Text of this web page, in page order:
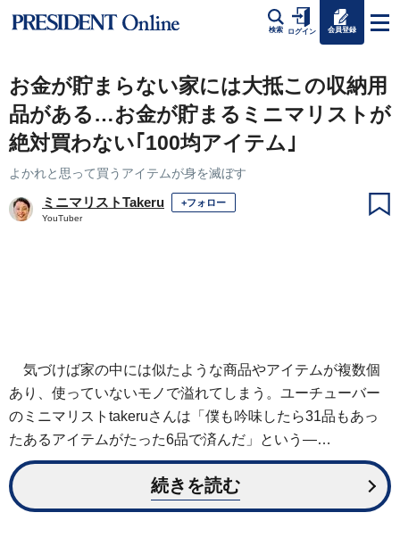
検索 ログイン 会員登録
お金が貯まらない家には大抵この収納用
品がある…お金が貯まるミニマリストが
絶対買わない｢100均アイテム｣
よかれと思って買うアイテムが身を滅ぼす
ミニマリストTakeru +フォロー
YouTuber
気づけば家の中には似たような商品やアイテムが複数個
あり、使っていないモノで溢れてしまう。ユーチューバー
のミニマリストtakeruさんは「僕も吟味したら31品もあっ
たあるアイテムがたった6品で済んだ」という―…
続きを読む